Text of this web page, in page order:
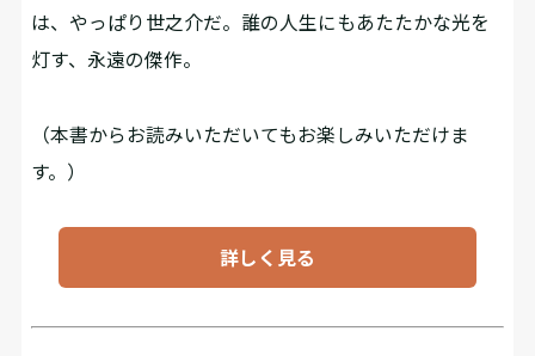
は、やっぱり世之介だ。誰の人生にもあたたかな光を
灯す、永遠の傑作。
（本書からお読みいただいてもお楽しみいただけま
す。）
詳しく見る